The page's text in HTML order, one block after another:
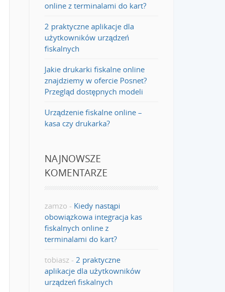
online z terminalami do kart?
2 praktyczne aplikacje dla
użytkowników urządzeń
fiskalnych
Jakie drukarki fiskalne online
znajdziemy w ofercie Posnet?
Przegląd dostępnych modeli
Urządzenie fiskalne online –
kasa czy drukarka?
NAJNOWSZE
KOMENTARZE
zamzo - Kiedy nastąpi
obowiązkowa integracja kas
fiskalnych online z
terminalami do kart?
tobiasz - 2 praktyczne
aplikacje dla użytkowników
urządzeń fiskalnych